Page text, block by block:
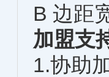
B 边距
加盟支
1.协助